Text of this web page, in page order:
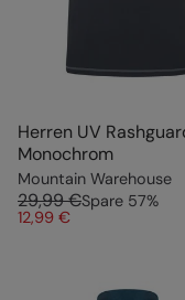
Herren UV
Monochrom
Mountain Warehouse
29,99 €Spare 57%
12,99 €